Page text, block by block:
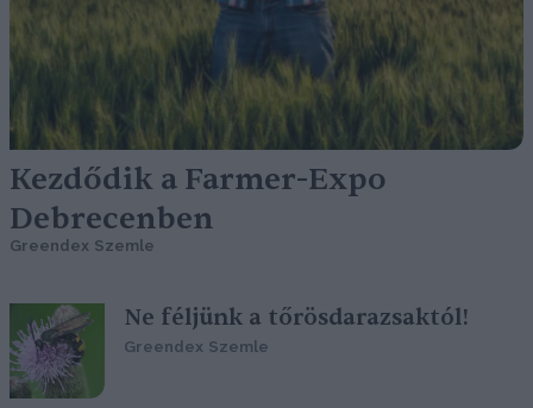
Kezdődik a Farmer-Expo
Debrecenben
Greendex Szemle
Ne féljünk a tőrösdarazsaktól!
Greendex Szemle